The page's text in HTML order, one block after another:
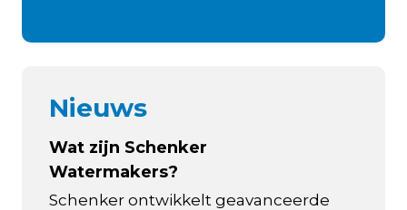
Nieuws
Wat zijn Schenker
Watermakers?
Schenker ontwikkelt geavanceerde